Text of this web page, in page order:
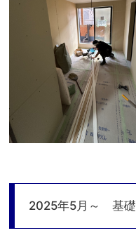
2025年5月～ 基礎